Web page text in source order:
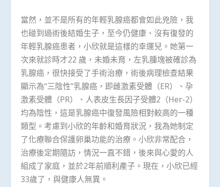
當然，並不是所有的年輕乳腺癌都會如此兇險，我
也碰到過術後結婚生子，至今仍健康、沒有復發的
年輕乳腺癌患者，小欣就是這樣的幸運兒。她第一
次來就診時才22 歲，未婚未育，左乳腫塊被確診為
乳腺癌，很快接受了手術治療，術後病理檢查結果
顯示為“三陰性”乳腺癌，即雌激素受體（ER）、孕
激素受體（PR）、人表皮生長因子受體2（Her-2）
均為陰性，這是乳腺癌中復發風險相對較高的一種
類型。考慮到小欣的年齡和婚育狀況，我為她制定
了化療聯合保護卵巢功能的治療。小欣非常配合，
治療後定期隨訪，情況一直不錯，後來與心愛的人
組成了家庭，並於2年前順利產子。現在，小欣已經
33歲了，與健康人無異。